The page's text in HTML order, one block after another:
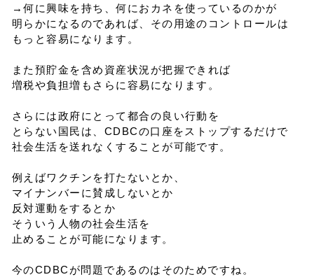
→何に興味を持ち、何におカネを使っているのかが
明らかになるのであれば、その用途のコントロールは
もっと容易になります。
また預貯金を含め資産状況が把握できれば
増税や負担増もさらに容易になります。
さらには政府にとって都合の良い行動を
とらない国民は、CDBCの口座をストップするだけで
社会生活を送れなくすることが可能です。
例えばワクチンを打たないとか、
マイナンバーに賛成しないとか
反対運動をするとか
そういう人物の社会生活を
止めることが可能になります。
今のCDBCが問題であるのはそのためですね。